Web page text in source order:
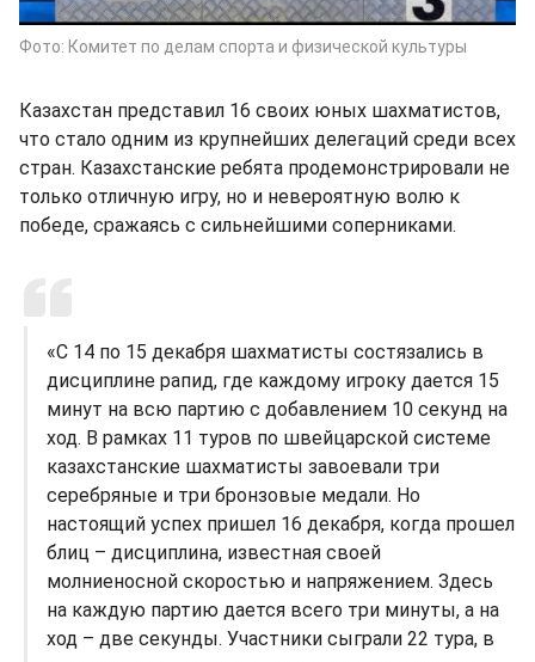
Фото: Комитет по делам спорта и физической культуры
Казахстан представил 16 своих юных шахматистов,
что стало одним из крупнейших делегаций среди всех
стран. Казахстанские ребята продемонстрировали не
только отличную игру, но и невероятную волю к
победе, сражаясь с сильнейшими соперниками.
«С 14 по 15 декабря шахматисты состязались в
дисциплине рапид, где каждому игроку дается 15
минут на всю партию с добавлением 10 секунд на
ход. В рамках 11 туров по швейцарской системе
казахстанские шахматисты завоевали три
серебряные и три бронзовые медали. Но
настоящий успех пришел 16 декабря, когда прошел
блиц – дисциплина, известная своей
молниеносной скоростью и напряжением. Здесь
на каждую партию дается всего три минуты, а на
ход – две секунды. Участники сыграли 22 тура, в